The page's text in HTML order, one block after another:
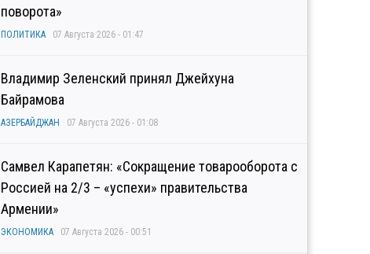
поворота»
ПОЛИТИКА 07 Августа 2026 - 01:47
Владимир Зеленский принял Джейхуна
Байрамова
АЗЕРБАЙДЖАН 07 Августа 2026 - 01:08
Самвел Карапетян: «Сокращение товарооборота с
Россией на 2/3 – «успехи» правительства
Армении»
ЭКОНОМИКА 07 Августа 2026 - 00:51